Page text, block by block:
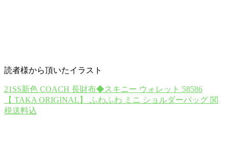
読者様から頂いたイラスト
21SS新色 COACH 長財布◆スキニー ウォレット 58586
【 TAKA ORIGINAL】 ふわふわ ミニ ショルダーバッグ 関
税送料込